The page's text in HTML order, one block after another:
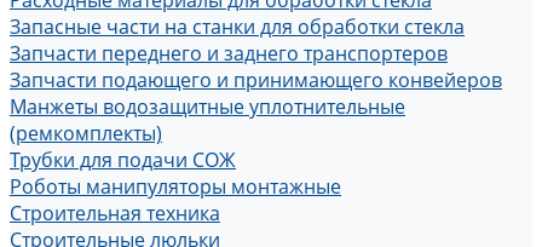
Запасные части на станки для обработки стекла
Запчасти переднего и заднего транспортеров
Запчасти подающего и принимающего конвейеров
Манжеты водозащитные уплотнительные
(ремкомплекты)
Трубки для подачи СОЖ
Роботы манипуляторы монтажные
Строительная техника
Строительные люльки